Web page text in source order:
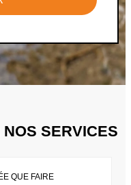
SERVICES
QUE FAIRE